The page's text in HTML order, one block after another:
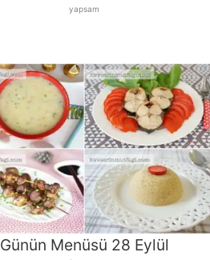
yapsam
Günün Menüsü 28 Eylül